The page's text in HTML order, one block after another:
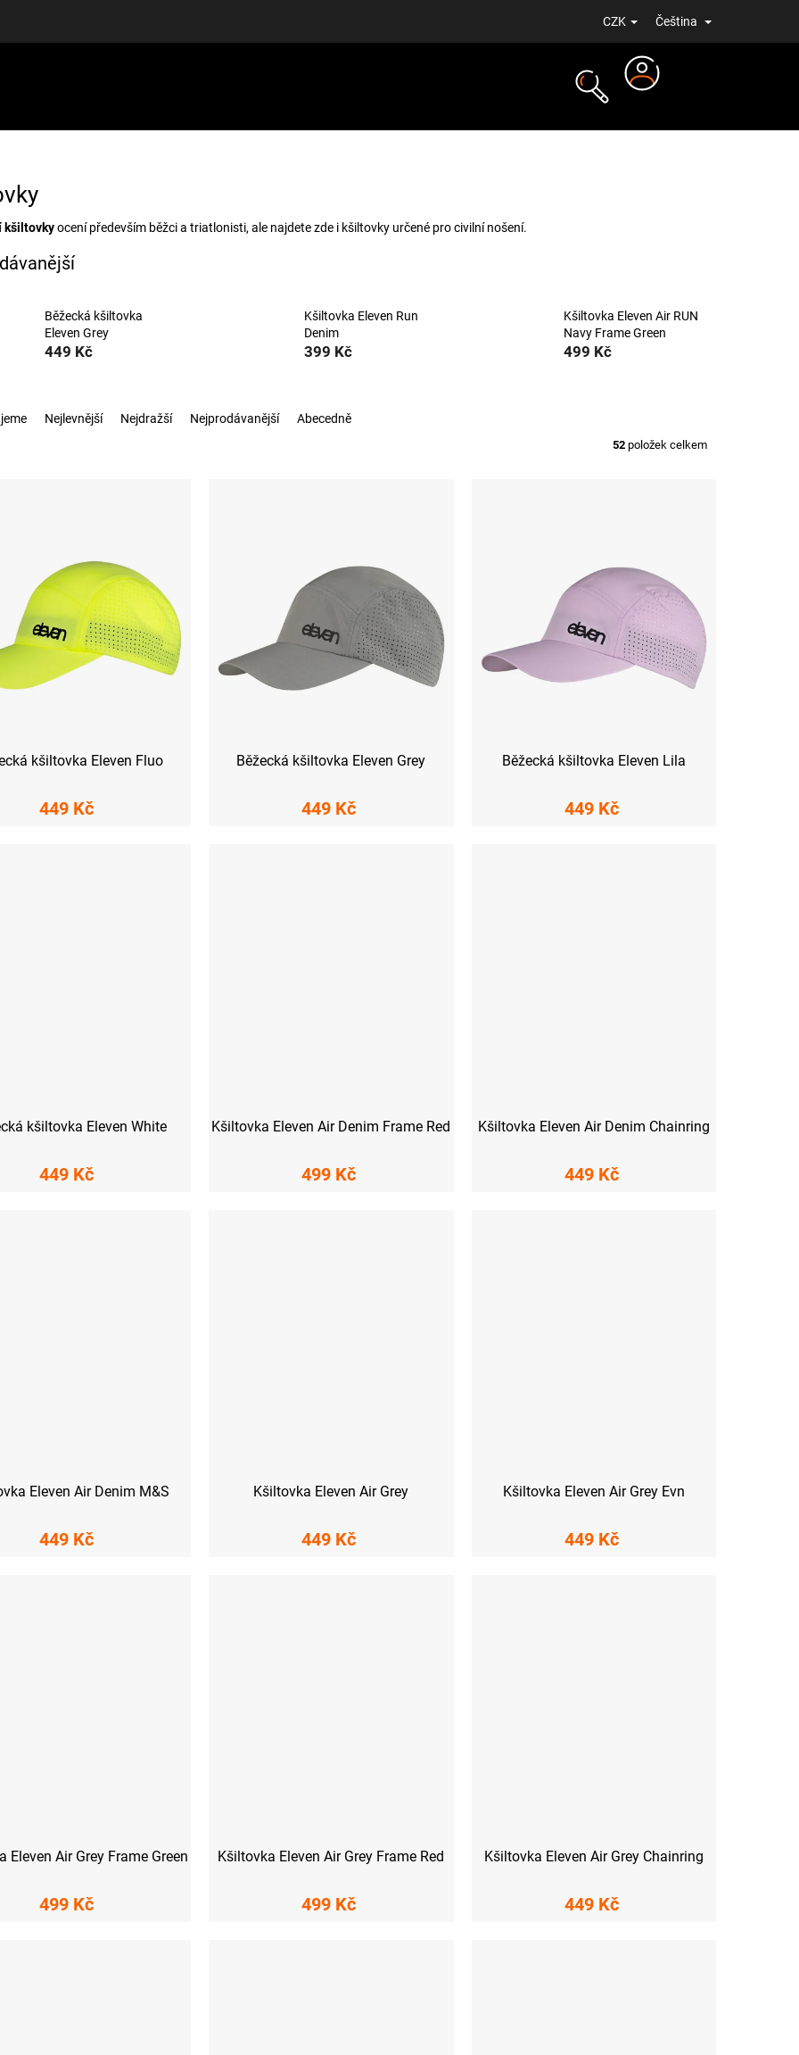
CZK Čeština
kšiltovkyocení především běžci a triatlonisti, ale najdete zde i kšiltovky určené pro civilní nošení.
Běžecká kšiltovka
Eleven Grey
449 Kč
Kšiltovka Eleven Run
Denim
399 Kč
Kšiltovka Eleven Air RUN
Navy Frame Green
499 Kč
Nejlevnější Nejdražší Nejprodávanější Abecedně
52 položek celkem
kšiltovka Eleven Fluo
449 Kč
Běžecká kšiltovka Eleven Grey
449 Kč
Běžecká kšiltovka Eleven Lila
449 Kč
kšiltovka Eleven White
449 Kč
Kšiltovka Eleven Air Denim Frame Red
499 Kč
Kšiltovka Eleven Air Denim Chainring
449 Kč
Eleven Air Denim M&S
449 Kč
Kšiltovka Eleven Air Grey
449 Kč
Kšiltovka Eleven Air Grey Evn
449 Kč
Eleven Air Grey Frame Green
499 Kč
Kšiltovka Eleven Air Grey Frame Red
499 Kč
Kšiltovka Eleven Air Grey Chainring
449 Kč